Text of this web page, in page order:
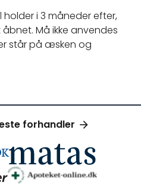
i 3 måneder efter,
Må ikke anvendes
står på æsken og
forhandler